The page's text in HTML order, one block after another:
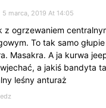
5 marca, 2019 At 14:05
z ogrzewaniem
To tak samo
Masakra. A ja kurwa
a jakiś bandyta
leśny anturaż